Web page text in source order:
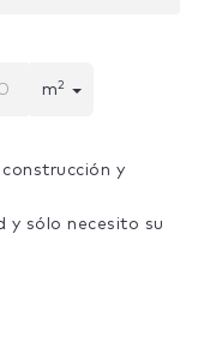
m2
y
y sólo necesito su